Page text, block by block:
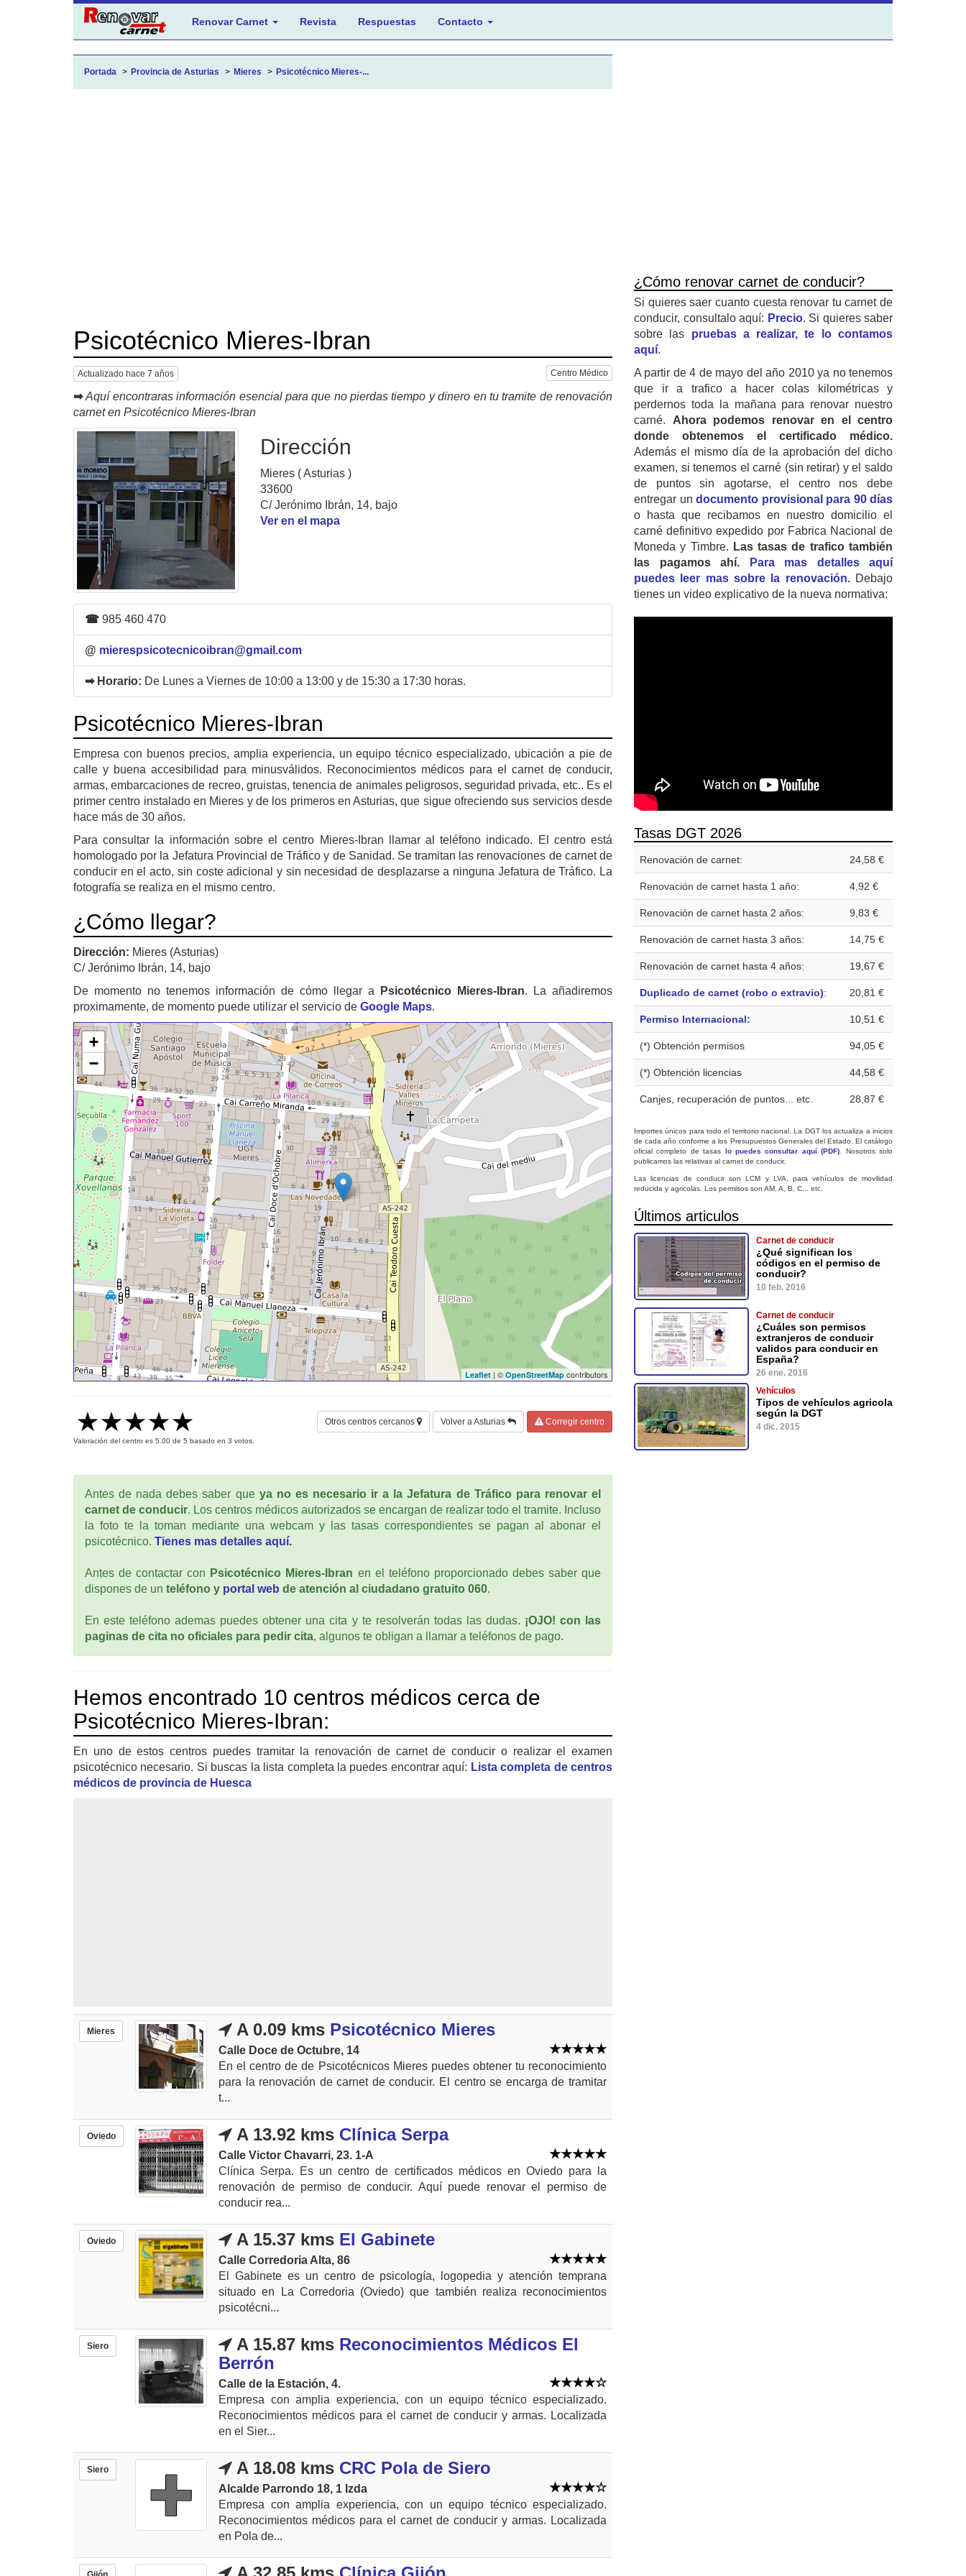
Renovar Carnet Revista Respuestas Contacto
Portada Provincia de Asturias Mieres Psicotécnico Mieres-...
Psicotécnico Mieres-Ibran
Actualizado hace 7 años Centro Médico
➡ Aquí encontraras información esencial para que no pierdas tiempo y dinero en tu tramite de renovación
carnet en Psicotécnico Mieres-Ibran
Dirección
Mieres ( Asturias )
33600
C/ Jerónimo Ibrán, 14, bajo
Ver en el mapa
☎ 985 460 470
@ mierespsicotecnicoibran@gmail.com
➡ Horario: De Lunes a Viernes de 10:00 a 13:00 y de 15:30 a 17:30 horas.
Psicotécnico Mieres-Ibran
Empresa con buenos precios, amplia experiencia, un equipo técnico especializado, ubicación a pie de
calle y buena accesibilidad para minusválidos. Reconocimientos médicos para el carnet de conducir,
armas, embarcaciones de recreo, gruistas, tenencia de animales peligrosos, seguridad privada, etc.. Es el
primer centro instalado en Mieres y de los primeros en Asturias, que sigue ofreciendo sus servicios desde
hace más de 30 años.
Para consultar la información sobre el centro Mieres-Ibran llamar al teléfono indicado. El centro está
homologado por la Jefatura Provincial de Tráfico y de Sanidad. Se tramitan las renovaciones de carnet de
conducir en el acto, sin coste adicional y sin necesidad de desplazarse a ninguna Jefatura de Tráfico. La
fotografía se realiza en el mismo centro.
¿Cómo llegar?
Dirección: Mieres (Asturias)
C/ Jerónimo Ibrán, 14, bajo
De momento no tenemos información de cómo llegar a
Psicotécnico Mieres-Ibran. La añadiremos
proximamente, de momento puede utilizar el servicio de Google Maps.
+
−
Leaflet | © OpenStreetMap contributors
Valoración del centro es 5.00 de 5 basado en 3 votos.
Otros centros cercanos Volver a Asturias Corregir centro
Antes de nada debes saber que ya no es necesario ir a la Jefatura de Tráfico para renovar el
carnet de conducir. Los centros médicos autorizados se encargan de realizar todo el tramite. Incluso
la foto te la toman mediante una webcam y las tasas correspondientes se pagan al abonar el
psicotécnico. Tienes mas detalles aquí.
Antes de contactar con Psicotécnico Mieres-Ibran en el teléfono proporcionado debes saber que
dispones de un teléfono y portal web de atención al ciudadano gratuito 060.
En este teléfono ademas puedes obtener una cita y te resolverán todas las dudas. ¡OJO! con las
paginas de cita no oficiales para pedir cita, algunos te obligan a llamar a teléfonos de pago.
Hemos encontrado 10 centros médicos cerca de
Psicotécnico Mieres-Ibran:
En uno de estos centros puedes tramitar la renovación de carnet de conducir o realizar el examen
psicotécnico necesario. Si buscas la lista completa la puedes encontrar aquí: Lista completa de centros
médicos de provincia de Huesca
Mieres A 0.09 kms Psicotécnico Mieres
Calle Doce de Octubre, 14
En el centro de de Psicotécnicos Mieres puedes obtener tu reconocimiento
para la renovación de carnet de conducir. El centro se encarga de tramitar
t...
Oviedo A 13.92 kms Clínica Serpa
Calle Victor Chavarri, 23. 1-A
Clínica Serpa. Es un centro de certificados médicos en Oviedo para la
renovación de permiso de conducir. Aquí puede renovar el permiso de
conducir rea...
Oviedo A 15.37 kms El Gabinete
Calle Corredoria Alta, 86
El Gabinete es un centro de psicología, logopedia y atención temprana
situado en La Corredoria (Oviedo) que también realiza reconocimientos
psicotécni...
Siero A 15.87 kms Reconocimientos Médicos El
Berrón
Calle de la Estación, 4.
Empresa con amplia experiencia, con un equipo técnico especializado.
Reconocimientos médicos para el carnet de conducir y armas. Localizada
en el Sier...
Siero A 18.08 kms CRC Pola de Siero
Alcalde Parrondo 18, 1 Izda
Empresa con amplia experiencia, con un equipo técnico especializado.
Reconocimientos médicos para el carnet de conducir y armas. Localizada
en Pola de...
¿Cómo renovar carnet de conducir?
Si quieres saer cuanto cuesta renovar tu carnet de
conducir, consultalo aquí: Precio. Si quieres saber
sobre las pruebas a realizar, te lo contamos
aquí.
A partir de 4 de mayo del año 2010 ya no tenemos
que ir a trafico a hacer colas kilométricas y
perdernos toda la mañana para renovar nuestro
carné. Ahora podemos renovar en el centro
donde obtenemos el certificado médico.
Además el mismo día de la aprobación del dicho
examen, si tenemos el carné (sin retirar) y el saldo
de puntos sin agotarse, el centro nos debe
entregar un documento provisional para 90 días
o hasta que recibamos en nuestro domicilio el
carné definitivo expedido por Fabrica Nacional de
Moneda y Timbre. Las tasas de trafico también
las pagamos ahí.
Para mas detalles aquí
puedes leer mas sobre la renovación.Debajo
tienes un video explicativo de la nueva normativa:
Tasas DGT 2026
Renovación de carnet: 24,58 €
Renovación de carnet hasta 1 año: 4,92 €
Renovación de carnet hasta 2 años: 9,83 €
Renovación de carnet hasta 3 años: 14,75 €
Renovación de carnet hasta 4 años: 19,67 €
Duplicado de carnet (robo o extravio): 20,81 €
Permiso Internacional: 10,51 €
(*) Obtención permisos 94,05 €
(*) Obtención licencias 44,58 €
Canjes, recuperación de puntos... etc. 28,87 €
Importes únicos para todo el territorio nacional. La DGT los actualiza a inicios
de cada año conforme a los Presupuestos Generales del Estado. El catálogo
oficial completo de tasas lo puedes consultar aquí (PDF) . Nosotros solo
publicamos las relativas al carnet de conducir.
Las licencias de conducir son LCM y LVA, para vehículos de movilidad
reducida y agricolas. Los permisos son AM, A, B, C... etc.
Últimos articulos
Carnet de conducir
¿Qué significan los
códigos en el permiso de
conducir?
10 feb. 2016
Carnet de conducir
¿Cuáles son permisos
extranjeros de conducir
validos para conducir en
España?
26 ene. 2016
Vehículos
Tipos de vehículos agricola
según la DGT
4 dic. 2015